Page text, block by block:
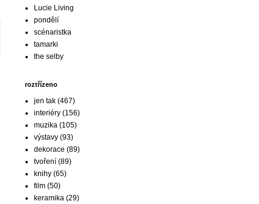
Lucie Living
pondělí
scénaristka
tamarki
the selby
roztřízeno
jen tak (467)
interiéry (156)
muzika (105)
výstavy (93)
dekorace (89)
tvoření (89)
knihy (65)
film (50)
keramika (29)